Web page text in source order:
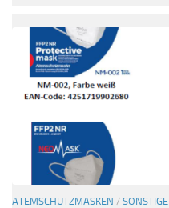
ATEMSCHUTZMASKEN /